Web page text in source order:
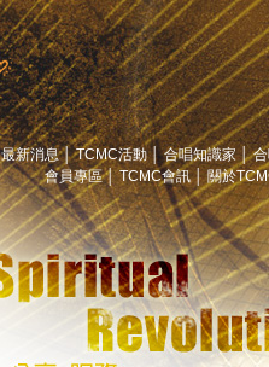
最新消息│ TCMC活動│ 合唱知識家│
會員專區│ TCMC會訊│ 關於